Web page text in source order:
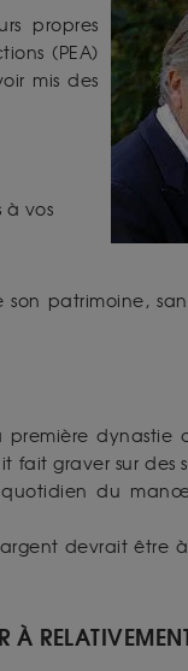
propres
(PEA)
mis des
à vos
patrimoine,
dynastie
fait graver sur des
quotidien du
devrait être
À